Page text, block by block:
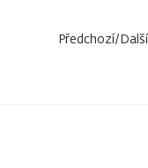
Předchozí/Další